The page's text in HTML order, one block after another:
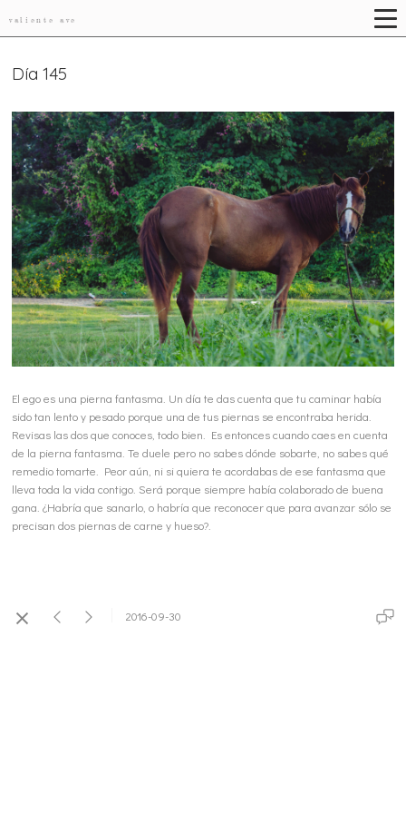
valiente ave
Día 145
El ego es una pierna fantasma. Un día te das cuenta que tu caminar había
sido tan lento y pesado porque una de tus piernas se encontraba herida.
Revisas las dos que conoces, todo bien. Es entonces cuando caes en cuenta
de la pierna fantasma. Te duele pero no sabes dónde sobarte, no sabes qué
remedio tomarte. Peor aún, ni si quiera te acordabas de ese fantasma que
lleva toda la vida contigo. Será porque siempre había colaborado de buena
gana. ¿Habría que sanarlo, o habría que reconocer que para avanzar sólo se
precisan dos piernas de carne y hueso?.
2016-09-30